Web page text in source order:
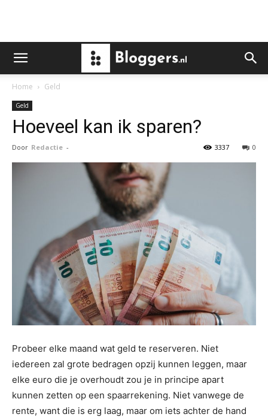
Home Geld
Geld
Hoeveel kan ik sparen?
Door Redactie - 0
3337
Probeer elke maand wat geld te reserveren. Niet
iedereen zal grote bedragen opzij kunnen leggen, maar
elke euro die je overhoudt zou je in principe apart
kunnen zetten op een spaarrekening. Niet vanwege de
rente, want die is erg laag, maar om iets achter de hand